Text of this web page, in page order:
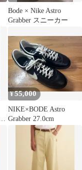
Bode × Nike Astro
Grabber スニーカー
¥55,000
NIKE×BODE Astro
Grabber 27.0cm